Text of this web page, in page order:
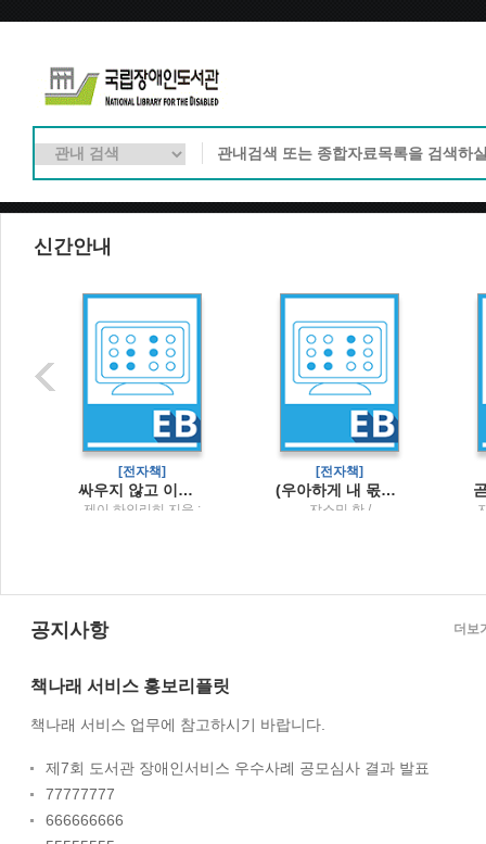
신간안내
[전자책]
싸우지 않고 이기는 기술3000년을 이어온 설득의 완벽한 도구들
제이 하인리히 지음 ;
[전자책]
(우아하게 내 몫을 챙기는) 말의 공식
쟈스민 한 /
공지사항
책나래 서비스 홍보리플릿
책나래 서비스 업무에 참고하시기 바랍니다.
제7회 도서관 장애인서비스 우수사례 공모심사 결과 발표
77777777
666666666
더보